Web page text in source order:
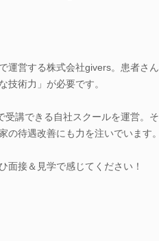
運営する株式会社givers。患者さ
技術力」が必要です。
講できる自社スクールを運営。そ
待遇改善にも力を注いでいます。
面接＆見学で感じてください！